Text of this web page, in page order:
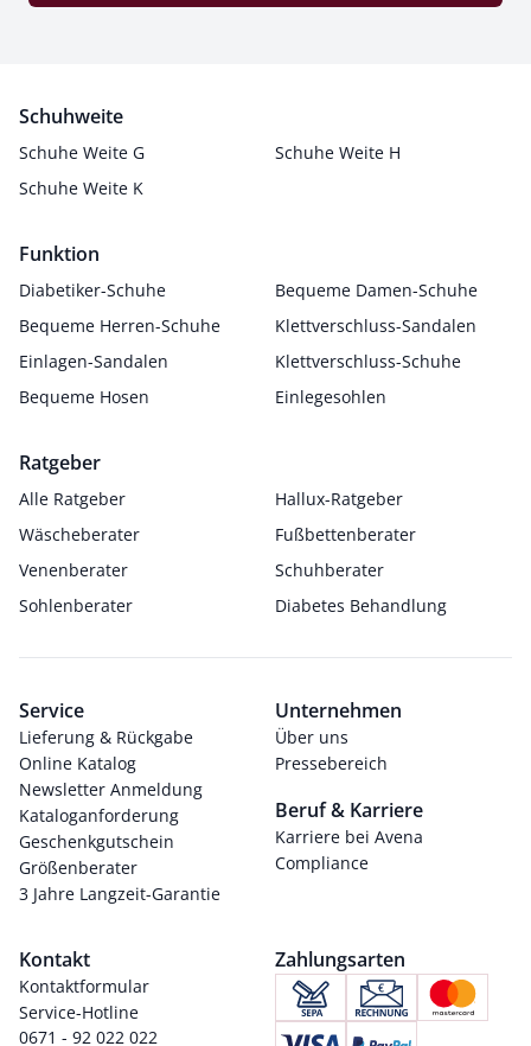
Schuhweite
Schuhe Weite G
Schuhe Weite H
Schuhe Weite K
Funktion
Diabetiker-Schuhe
Bequeme Damen-Schuhe
Bequeme Herren-Schuhe
Klettverschluss-Sandalen
Einlagen-Sandalen
Klettverschluss-Schuhe
Bequeme Hosen
Einlegesohlen
Ratgeber
Alle Ratgeber
Hallux-Ratgeber
Wäscheberater
Fußbettenberater
Venenberater
Schuhberater
Sohlenberater
Diabetes Behandlung
Service
Lieferung & Rückgabe
Online Katalog
Newsletter Anmeldung
Kataloganforderung
Geschenkgutschein
Größenberater
3 Jahre Langzeit-Garantie
Unternehmen
Über uns
Pressebereich
Beruf & Karriere
Karriere bei Avena
Compliance
Kontakt
Kontaktformular
Service-Hotline
0671 - 92 022 022
Zahlungsarten